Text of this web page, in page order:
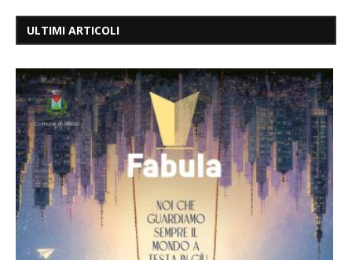
ULTIMI ARTICOLI